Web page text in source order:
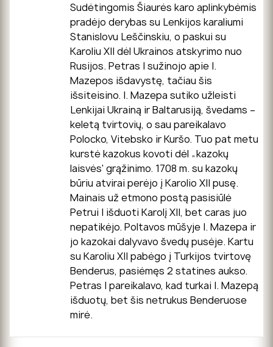
Sudėtingomis Šiaurės karo aplinkybėmis
pradėjo derybas su Lenkijos karaliumi
Stanislovu Leščinskiu, o paskui su
Karoliu XII dėl Ukrainos atskyrimo nuo
Rusijos. Petras I sužinojo apie I.
Mazepos išdavystę, tačiau šis
išsiteisino. I. Mazepa sutiko užleisti
Lenkijai Ukrainą ir Baltarusiją, švedams –
keletą tvirtovių, o sau pareikalavo
Polocko, Vitebsko ir Kuršo. Tuo pat metu
kurstė kazokus kovoti dėl „kazokų
laisvės' grąžinimo. 1708 m. su kazokų
būriu atvirai perėjo į Karolio XII pusę.
Mainais už etmono postą pasisiūlė
Petrui I išduoti Karolį XII, bet caras juo
nepatikėjo. Poltavos mūšyje I. Mazepa ir
jo kazokai dalyvavo švedų pusėje. Kartu
su Karoliu XII pabėgo į Turkijos tvirtovę
Benderus, pasiėmęs 2 statines aukso.
Petras I pareikalavo, kad turkai I. Mazepą
išduotų, bet šis netrukus Benderuose
mirė.